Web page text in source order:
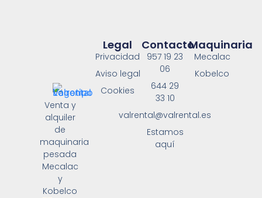
Venta y
alquiler
de
maquinaria
pesada
Mecalac
y
Kobelco
Contacto
957 19 23
06
644 29
33 10
valrental@valrental.es
Estamos
aquí
Legal
Privacidad
Aviso legal
Cookies
Maquinaria
Mecalac
Kobelco